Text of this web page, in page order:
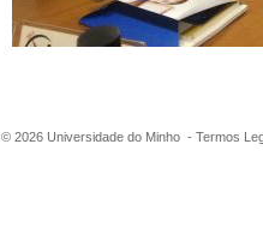
© 2026 Universidade do Minho - Termos